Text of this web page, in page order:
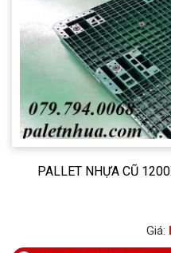
PALLET NHỰA CŨ
Giá: